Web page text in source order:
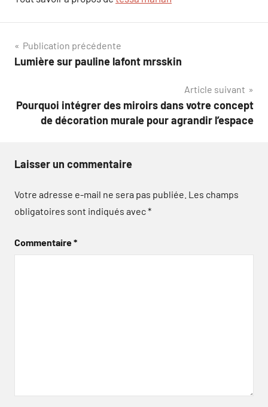
Navigation
de
Publication précédente
Lumière sur pauline lafont mrsskin
Article suivant
Pourquoi intégrer des miroirs dans votre concept
de décoration murale pour agrandir l’espace
Laisser un commentaire
Votre adresse e-mail ne sera pas publiée. Les champs
obligatoires sont indiqués avec*
Commentaire*